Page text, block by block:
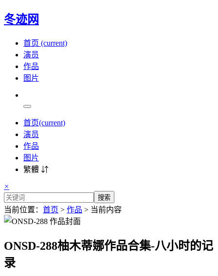
冬迹网
首页 (current)
演员
作品
图片
首页(current)
演员
作品
图片
繁體 ⇵
×
搜索
当前位置： 首页 > 作品 > 当前内容
ONSD-288柚木蒂娜作品合集-八小时的记
录